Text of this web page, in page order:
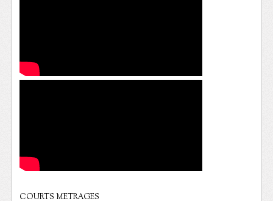
COURTS METRAGES